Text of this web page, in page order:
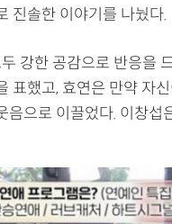
진솔한 이야기를 나눴다.
강한 공감으로 반응을
표했고, 효연은 만약 자
으로 이끌었다. 이창섭